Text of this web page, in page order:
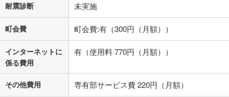
耐震診断 未実施
町会費 町会費:有（300円（月額））
インターネットに
係る費用
有（使用料 770円（月額））
その他費用 専有部サービス費 220円（月額）